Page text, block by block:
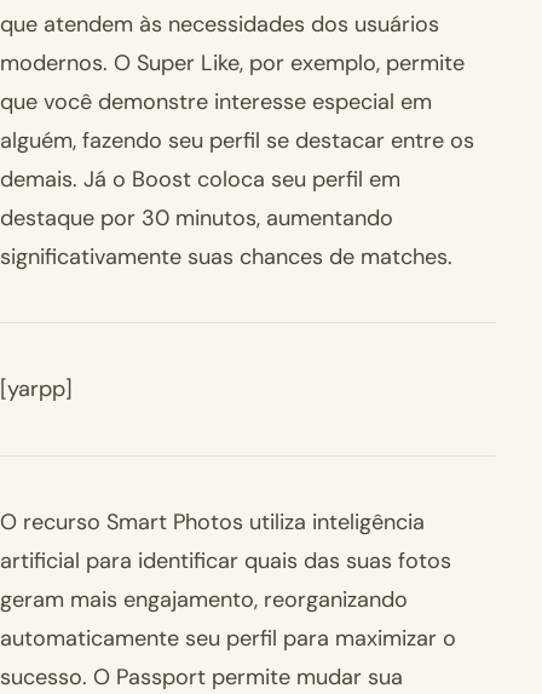
que atendem às necessidades dos usuários
modernos. O Super Like, por exemplo, permite
que você demonstre interesse especial em
alguém, fazendo seu perfil se destacar entre os
demais. Já o Boost coloca seu perfil em
destaque por 30 minutos, aumentando
significativamente suas chances de matches.
[yarpp]
O recurso Smart Photos utiliza inteligência
artificial para identificar quais das suas fotos
geram mais engajamento, reorganizando
automaticamente seu perfil para maximizar o
sucesso. O Passport permite mudar sua